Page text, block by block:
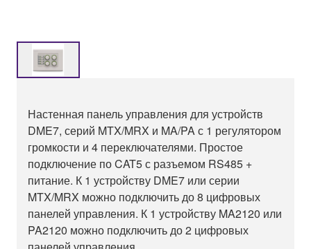
Настенная панель управления для устройств
DME7, серий MTX/MRX и MA/PA с 1 регулятором
громкости и 4 переключателями. Простое
подключение по CAT5 с разъемом RS485 +
питание. К 1 устройству DME7 или серии
MTX/MRX можно подключить до 8 цифровых
панелей управления. К 1 устройству MA2120 или
PA2120 можно подключить до 2 цифровых